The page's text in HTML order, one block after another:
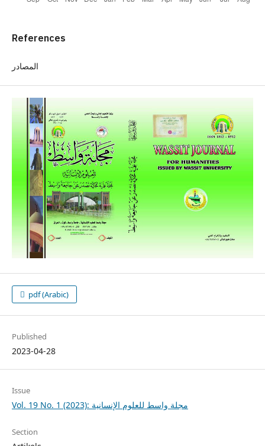
References
المصادر
pdf (Arabic)
Published
2023-04-28
Issue
Vol. 19 No. 1 (2023): مجلة واسط للعلوم الإنسانية
Section